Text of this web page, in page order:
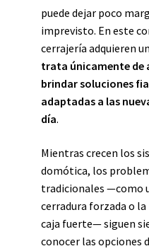
puede dejar poco
imprevisto. En este
cerrajería adquieren
trata únicamente de
brindar soluciones
adaptadas a las
día.
Mientras crecen los
domótica, los
tradicionales —como
cerradura forzada o la
caja fuerte— siguen
conocer las opciones